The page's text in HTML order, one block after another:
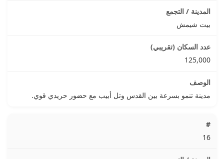
بيت شيمش
125,000
مدينة تنمو بسرعة بين القدس وتل أبيب مع حضور حريدي قوي.
16